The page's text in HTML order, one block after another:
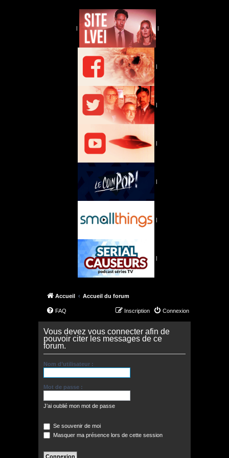
| |
|
|
|
|
|
|
Accueil Accueil du forum
FAQ Connexion
Inscription
Vous devez vous connecter afin de
pouvoir citer les messages de ce
forum.
Nom d’utilisateur :
Mot de passe :
J’ai oublié mon mot de passe
Se souvenir de moi
Masquer ma présence lors de cette session